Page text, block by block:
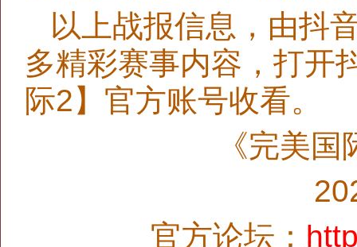
以上战报信息，由抖
多精彩赛事内容，打开
际2】官方账号收看。
《完美
官方论坛：